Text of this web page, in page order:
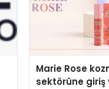
Marie Rose
sektörüne giriş